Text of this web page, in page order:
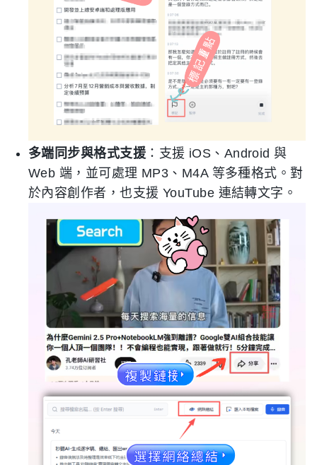
多端同步與格式支援 ：支援 iOS、Android 與
Web 端，並可處理 MP3、M4A 等多種格式。對
於內容創作者，也支援 YouTube 連結轉文字。